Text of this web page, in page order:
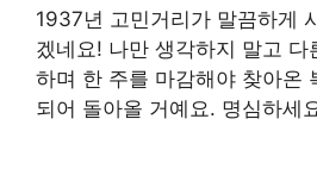
1937년 고민거리가 말끔하게
겠네요! 나만 생각하지 말고 다
하며 한 주를 마감해야 찾아온
되어 돌아올 거예요. 명심하세